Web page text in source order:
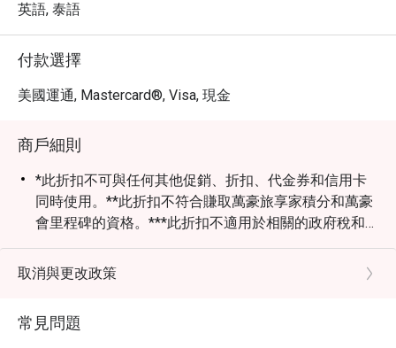
英語, 泰語
付款選擇
美國運通, Mastercard®, Visa, 現金
商戶細則
*此折扣不可與任何其他促銷、折扣、代金券和信用卡
同時使用。**此折扣不符合賺取萬豪旅享家積分和萬豪
會里程碑的資格。***此折扣不適用於相關的政府稅和
服務費。
取消與更改政策
常見問題